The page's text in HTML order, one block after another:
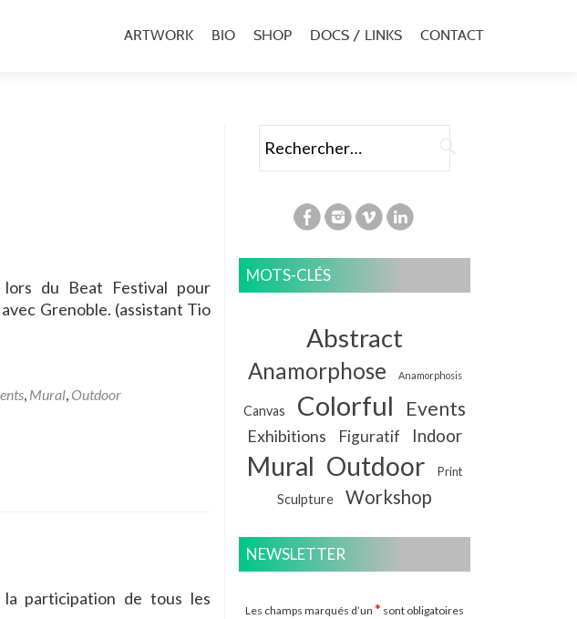
au
ARTWORK BIO SHOP DOCS / LINKS CONTACT
lors du Beat Festival pour
Grenoble. (assistant Tio
, Mural, Outdoor
la participation de tous les
MOTS-CLÉS
Abstract
Anamorphose Anamorphosis
Canvas Colorful Events
Exhibitions Figuratif Indoor
Mural Outdoor Print
Sculpture Workshop
NEWSLETTER
Les champs marqués d’un * sont obligatoires